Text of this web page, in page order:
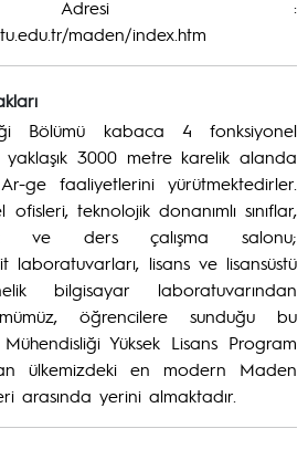
Adresi :
maden/index.htm
Bölümü kabaca 4 fonksiyonel
yaklaşık 3000 metre karelik alanda
ge faaliyetlerini yürütmektedirler.
teknolojik donanımlı sınıflar,
ve ders çalışma salonu;
laboratuvarları, lisans ve lisansüstü
bilgisayar laboratuvarından
öğrencilere sunduğu bu
Yüksek Lisans Program
ülkemizdeki en modern Maden
arasında yerini almaktadır.